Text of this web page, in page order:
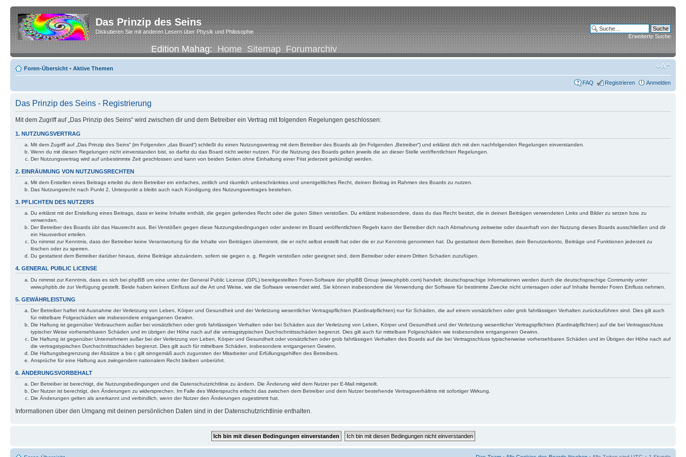
Das Prinzip des Seins
Diskutieren Sie mit anderen Lesern über Physik und Philosophie
Edition Mahag:Home Sitemap Forumarchiv
Erweiterte Suche
Foren-Übersicht • Aktive Themen
FAQ Registrieren Anmelden
Das Prinzip des Seins - Registrierung
Mit dem Zugriff auf „Das Prinzip des Seins“ wird zwischen dir und dem Betreiber ein Vertrag mit folgenden Regelungen geschlossen:
1. NUTZUNGSVERTRAG
Mit dem Zugriff auf „Das Prinzip des Seins“ (im Folgenden „das Board“) schließt du einen Nutzungsvertrag mit dem Betreiber des Boards ab (im Folgenden „Betreiber“) und erklärst dich mit den nachfolgenden Regelungen einverstanden.
Wenn du mit diesen Regelungen nicht einverstanden bist, so darfst du das Board nicht weiter nutzen. Für die Nutzung des Boards gelten jeweils die an dieser Stelle veröffentlichten Regelungen.
Der Nutzungsvertrag wird auf unbestimmte Zeit geschlossen und kann von beiden Seiten ohne Einhaltung einer Frist jederzeit gekündigt werden.
2. EINRÄUMUNG VON NUTZUNGSRECHTEN
Mit dem Erstellen eines Beitrags erteilst du dem Betreiber ein einfaches, zeitlich und räumlich unbeschränktes und unentgeltliches Recht, deinen Beitrag im Rahmen des Boards zu nutzen.
Das Nutzungsrecht nach Punkt 2, Unterpunkt a bleibt auch nach Kündigung des Nutzungsvertrages bestehen.
3. PFLICHTEN DES NUTZERS
Du erklärst mit der Erstellung eines Beitrags, dass er keine Inhalte enthält, die gegen geltendes Recht oder die guten Sitten verstoßen. Du erklärst insbesondere, dass du das Recht besitzt, die in deinen Beiträgen verwendeten Links und Bilder zu setzen bzw. zu
verwenden.
Der Betreiber des Boards übt das Hausrecht aus. Bei Verstößen gegen diese Nutzungsbedingungen oder anderer im Board veröffentlichten Regeln kann der Betreiber dich nach Abmahnung zeitweise oder dauerhaft von der Nutzung dieses Boards ausschließen und dir
ein Hausverbot erteilen.
Du nimmst zur Kenntnis, dass der Betreiber keine Verantwortung für die Inhalte von Beiträgen übernimmt, die er nicht selbst erstellt hat oder die er zur Kenntnis genommen hat. Du gestattest dem Betreiber, dein Benutzerkonto, Beiträge und Funktionen jederzeit zu
löschen oder zu sperren.
Du gestattest dem Betreiber darüber hinaus, deine Beiträge abzuändern, sofern sie gegen o. g. Regeln verstoßen oder geeignet sind, dem Betreiber oder einem Dritten Schaden zuzufügen.
4. GENERAL PUBLIC LICENSE
Du nimmst zur Kenntnis, dass es sich bei phpBB um eine unter der General Public License (GPL) bereitgestellten Foren-Software der phpBB Group (www.phpbb.com) handelt; deutschsprachige Informationen werden durch die deutschsprachige Community unter
www.phpbb.de zur Verfügung gestellt. Beide haben keinen Einfluss auf die Art und Weise, wie die Software verwendet wird. Sie können insbesondere die Verwendung der Software für bestimmte Zwecke nicht untersagen oder auf Inhalte fremder Foren Einfluss nehmen.
5. GEWÄHRLEISTUNG
Der Betreiber haftet mit Ausnahme der Verletzung von Leben, Körper und Gesundheit und der Verletzung wesentlicher Vertragspflichten (Kardinalpflichten) nur für Schäden, die auf einem vorsätzlichen oder grob fahrlässigen Verhalten zurückzuführen sind. Dies gilt auch
für mittelbare Folgeschäden wie insbesondere entgangenen Gewinn.
Die Haftung ist gegenüber Verbrauchern außer bei vorsätzlichen oder grob fahrlässigen Verhalten oder bei Schäden aus der Verletzung von Leben, Körper und Gesundheit und der Verletzung wesentlicher Vertragspflichten (Kardinalpflichten) auf die bei Vertragsschluss
typischer Weise vorhersehbaren Schäden und im übrigen der Höhe nach auf die vertragstypischen Durchschnittsschäden begrenzt. Dies gilt auch für mittelbare Folgeschäden wie insbesondere entgangenen Gewinn.
Die Haftung ist gegenüber Unternehmern außer bei der Verletzung von Leben, Körper und Gesundheit oder vorsätzlichen oder grob fahrlässigen Verhalten des Boards auf die bei Vertragsschluss typischerweise vorhersehbaren Schäden und im Übrigen der Höhe nach auf
die vertragstypischen Durchschnittsschäden begrenzt. Dies gilt auch für mittelbare Schäden, insbesondere entgangenen Gewinn.
Die Haftungsbegrenzung der Absätze a bis c gilt sinngemäß auch zugunsten der Mitarbeiter und Erfüllungsgehilfen des Betreibers.
Ansprüche für eine Haftung aus zwingendem nationalem Recht bleiben unberührt.
6. ÄNDERUNGSVORBEHALT
Der Betreiber ist berechtigt, die Nutzungsbedingungen und die Datenschutzrichtlinie zu ändern. Die Änderung wird dem Nutzer per E-Mail mitgeteilt.
Der Nutzer ist berechtigt, den Änderungen zu widersprechen. Im Falle des Widerspruchs erlischt das zwischen dem Betreiber und dem Nutzer bestehende Vertragsverhältnis mit sofortiger Wirkung.
Die Änderungen gelten als anerkannt und verbindlich, wenn der Nutzer den Änderungen zugestimmt hat.
Informationen über den Umgang mit deinen persönlichen Daten sind in der Datenschutzrichtlinie enthalten.